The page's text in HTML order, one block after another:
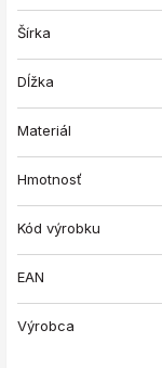
Šírka
Dĺžka
Materiál
Hmotnosť
Kód výrobku
EAN
Výrobca